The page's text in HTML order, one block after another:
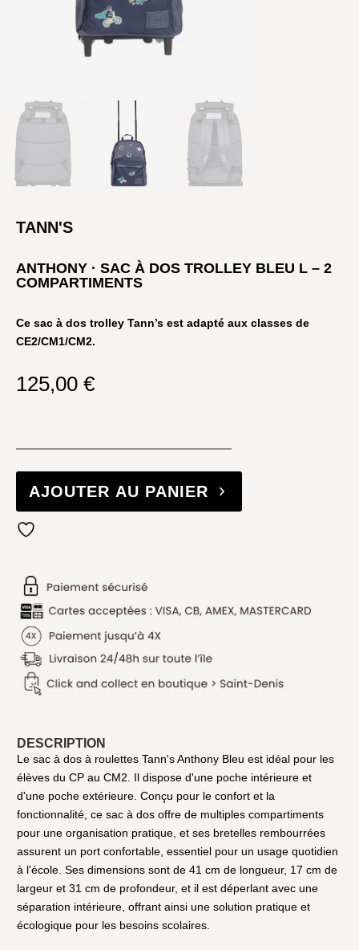
TANN'S
ANTHONY · SAC À DOS TROLLEY BLEU L – 2
COMPARTIMENTS
Ce sac à dos trolley Tann’s est adapté aux classes de
CE2/CM1/CM2.
125,00 €
AJOUTER AU PANIER
DESCRIPTION
Le sac à dos à roulettes Tann's Anthony Bleu est idéal pour les
élèves du CP au CM2. Il dispose d'une poche intérieure et
d'une poche extérieure. Conçu pour le confort et la
fonctionnalité, ce sac à dos offre de multiples compartiments
pour une organisation pratique, et ses bretelles rembourrées
assurent un port confortable, essentiel pour un usage quotidien
à l'école. Ses dimensions sont de 41 cm de longueur, 17 cm de
largeur et 31 cm de profondeur, et il est déperlant avec une
séparation intérieure, offrant ainsi une solution pratique et
écologique pour les besoins scolaires.